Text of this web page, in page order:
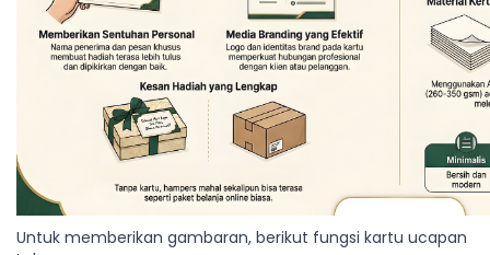
Untuk memberikan gambaran, berikut fungsi kartu ucapan